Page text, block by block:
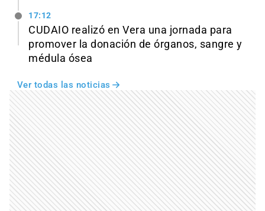
17:12
CUDAIO realizó en Vera una jornada para
promover la donación de órganos, sangre y
médula ósea
Ver todas las noticias